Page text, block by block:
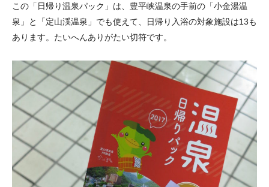
この「日帰り温泉パック」は、豊平峡温泉の手前の「小金湯温
泉」と「定山渓温泉」でも使えて、日帰り入浴の対象施設は13も
あります。たいへんありがたい切符です。